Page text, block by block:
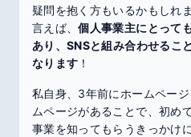
疑問を抱く方もいるかもしれ
言えば、個人事業主にとって
あり、SNSと組み合わせるこ
なります ！
私自身、3年前にホームペー
ムページがあることで、初め
事業を知ってもらうきっかけ